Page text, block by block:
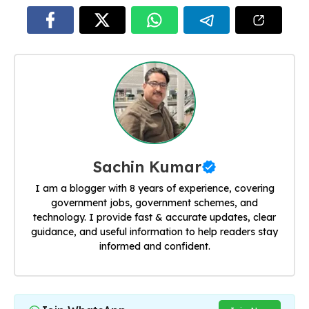
Sachin Kumar
I am a blogger with 8 years of experience, covering
government jobs, government schemes, and
technology. I provide fast & accurate updates, clear
guidance, and useful information to help readers stay
informed and confident.